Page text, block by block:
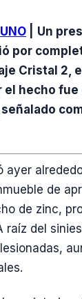
Un
por
Cristal 2,
el hecho
ayer
de
de zinc,
raíz del